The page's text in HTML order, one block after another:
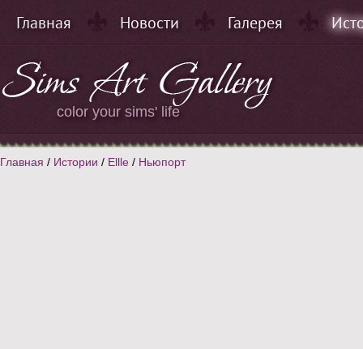
Главная Новости Галерея
color your sims' life
Главная / Истории / Ellle / Ньюпорт